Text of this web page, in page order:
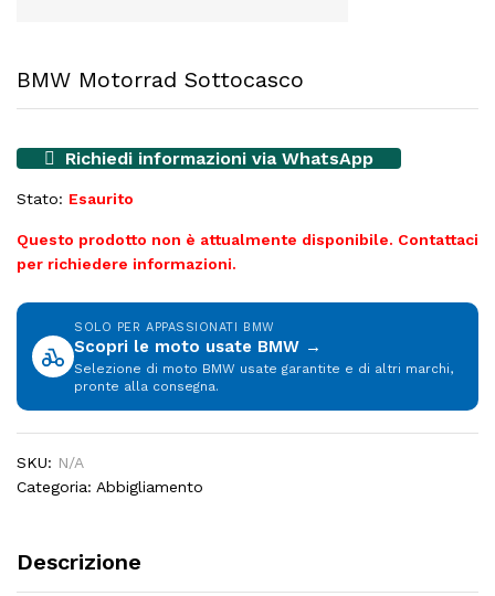
BMW Motorrad Sottocasco
Richiedi informazioni via WhatsApp
Stato: Esaurito
Questo prodotto non è attualmente disponibile. Contattaci
per richiedere informazioni.
SOLO PER APPASSIONATI BMW
Scopri le moto usate BMW →
Selezione di moto BMW usate garantite e di altri marchi,
pronte alla consegna.
SKU: N/A
Categoria: Abbigliamento
Descrizione